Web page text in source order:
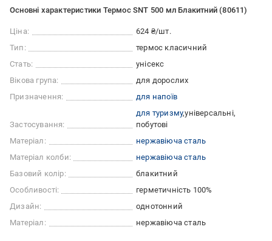
Основні характеристики Термос SNT 500 мл Блакитний (80611)
Ціна:
624 ₴/шт.
Тип:
термос класичний
Стать:
унісекс
Вікова група:
для дорослих
Призначення:
для напоїв
Застосування:
для туризму універсальні
побутові
Матеріал:
нержавіюча сталь
Матеріал колби:
нержавіюча сталь
Базовий колір:
блакитний
Особливості:
герметичність 100%
Дизайн:
однотонний
Матеріал:
нержавіюча сталь